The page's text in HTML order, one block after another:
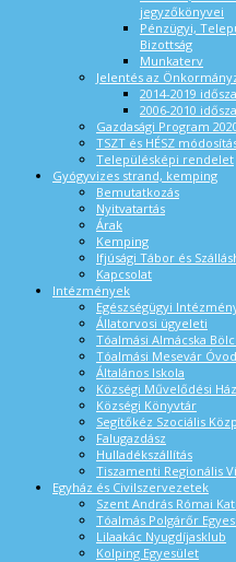
jegyzőkönyvei
Pénzügyi,
Bizottság
Munkaterv
Jelentés az
2014-2019
2006-2010
Gazdasági Program
TSZT és HÉSZ módosítás
Településképi rendelet
Gyógyvizes strand, kemping
Bemutatkozás
Nyitvatartás
Árak
Kemping
Ifjúsági Tábor és
Kapcsolat
Intézmények
Egészségügyi
Állatorvosi ügyeleti
Tóalmási Almácska
Tóalmási Mesevár
Általános Iskola
Községi Művelődési Ház
Községi Könyvtár
Segítőkéz Szociális
Falugazdász
Hulladékszállítás
Tiszamenti Regionális
Egyház és Civilszervezetek
Szent András Római
Tóalmás Polgárőr
Lilaakác Nyugdíjasklub
Kolping Egyesület